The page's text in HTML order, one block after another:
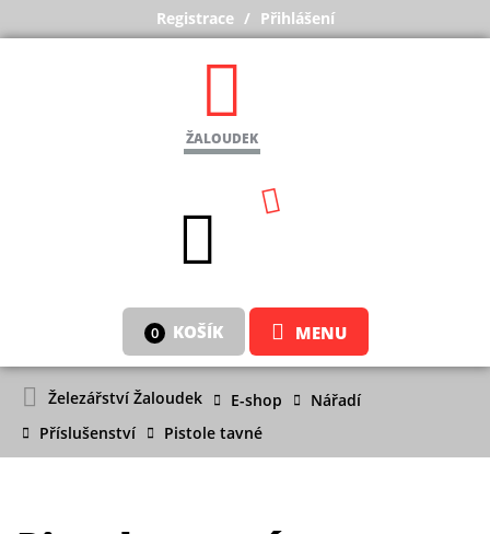
Registrace Přihlášení
ŽALOUDEK
0 KOŠÍK MENU
Železářství Žaloudek E-shop
Nářadí
Příslušenství
Pistole tavné